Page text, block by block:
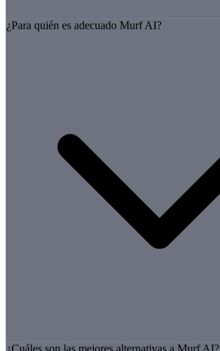
¿Para quién es adecuado Murf AI?